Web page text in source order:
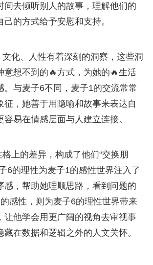
间去倾听别人的故事，理解他们的
己的方式给予安慰和支持。
化、人性有着深刻的洞察，这些洞
意想不到的🔥方式，为她的🔥生活
。与麦子6不同，麦子1的交流常常
征，她善于用隐喻和故事来表达自
容易在情感层面与人建立连接。
上的差异，构成了他们“交换朋
6的理性为麦子1的感性世界注入了
感，帮助她理顺思路，看到问题的
感性，则为麦子6的理性世界带来
让他学会用更广阔的视角去审视事
在数据和逻辑之外的人文关怀。